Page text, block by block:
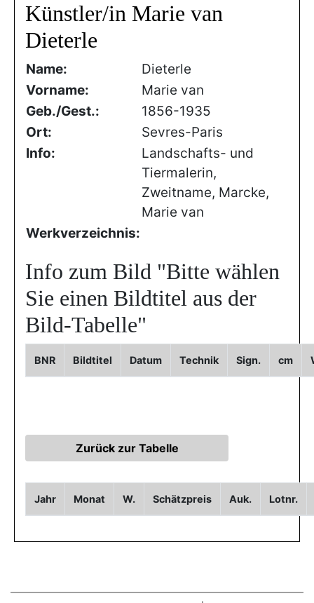
Künstler/in Marie van
Dieterle
Name:
Dieterle
Vorname:
Marie van
Geb./Gest.:
1856-1935
Ort:
Sevres-Paris
Info:
Landschafts- und
Tiermalerin,
Zweitname, Marcke,
Marie van
Werkverzeichnis:
Info zum Bild "Bitte wählen
Sie einen Bildtitel aus der
Bild-Tabelle"
BNR Bildtitel Datum Technik Sign. cm
Jahr Monat W. Schätzpreis Auk. Lotnr.